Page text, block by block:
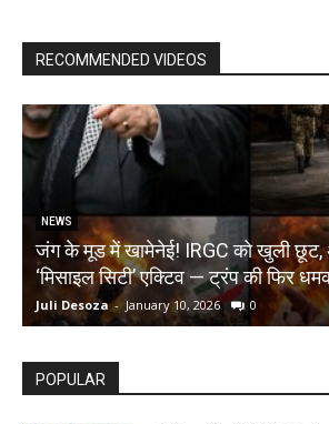
RECOMMENDED VIDEOS
NEWS
जंग के मूड में खामेनेई! IRGC को खुली छूट,
‘मिसाइल सिटी’ एक्टिव — ट्रंप की फिर
Juli Desoza - January 10, 2026 0
POPULAR